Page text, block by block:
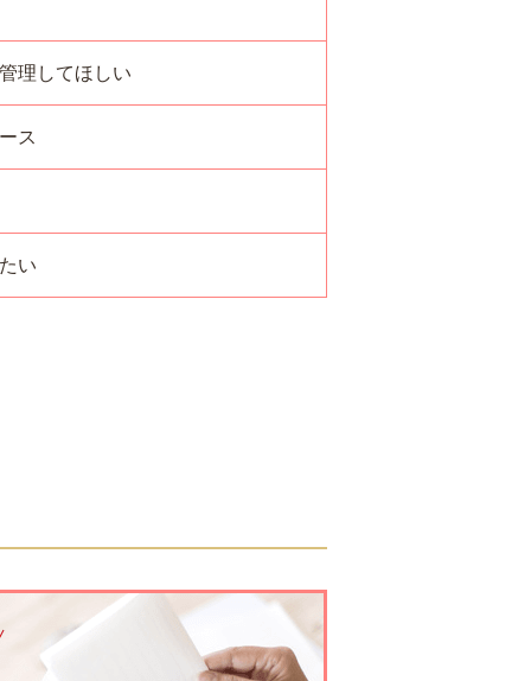
理してほしい
ス
い